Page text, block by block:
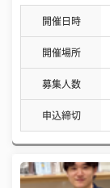
開催日時
開催場所
募集人数
申込締切